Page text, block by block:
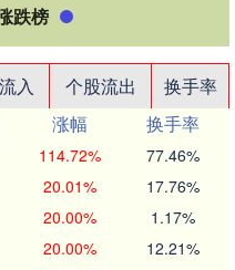
跌榜
入 个股流出
换手率
涨幅
换手率
114.72% 77.46%
20.01% 17.76%
20.00% 1.17%
20.00% 12.21%